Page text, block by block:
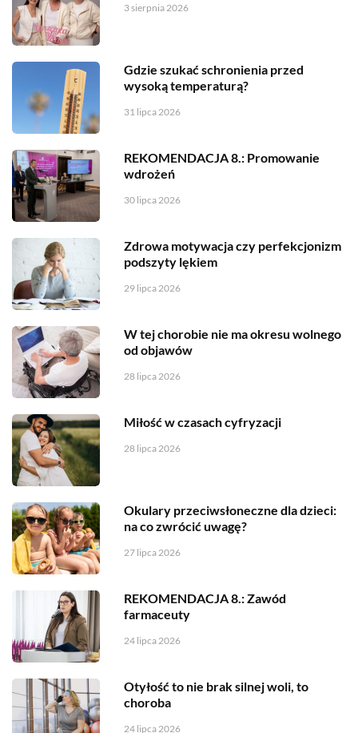
3 sierpnia 2026
Gdzie szukać schronienia przed
wysoką temperaturą?
31 lipca 2026
REKOMENDACJA 8.: Promowanie
wdrożeń
30 lipca 2026
Zdrowa motywacja czy perfekcjonizm
podszyty lękiem
29 lipca 2026
W tej chorobie nie ma okresu wolnego
od objawów
28 lipca 2026
Miłość w czasach cyfryzacji
28 lipca 2026
Okulary przeciwsłoneczne dla dzieci:
na co zwrócić uwagę?
27 lipca 2026
REKOMENDACJA 8.: Zawód
farmaceuty
24 lipca 2026
Otyłość to nie brak silnej woli, to
choroba
24 lipca 2026